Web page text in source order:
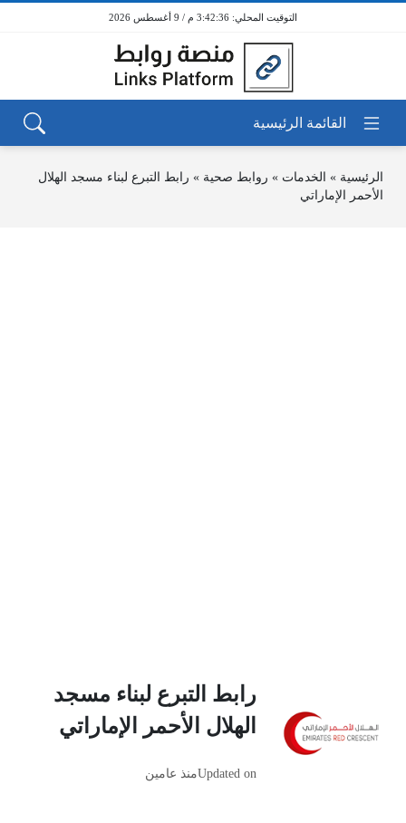
3:42:36 م / 9 أغسطس 2026
الرئيسية » الخدمات » روابط صحية » رابط التبرع لبناء مسجد الهلال
الأحمر الإماراتي
رابط التبرع لبناء مسجد
الهلال الأحمر الإماراتي
Updated onمنذ عامين